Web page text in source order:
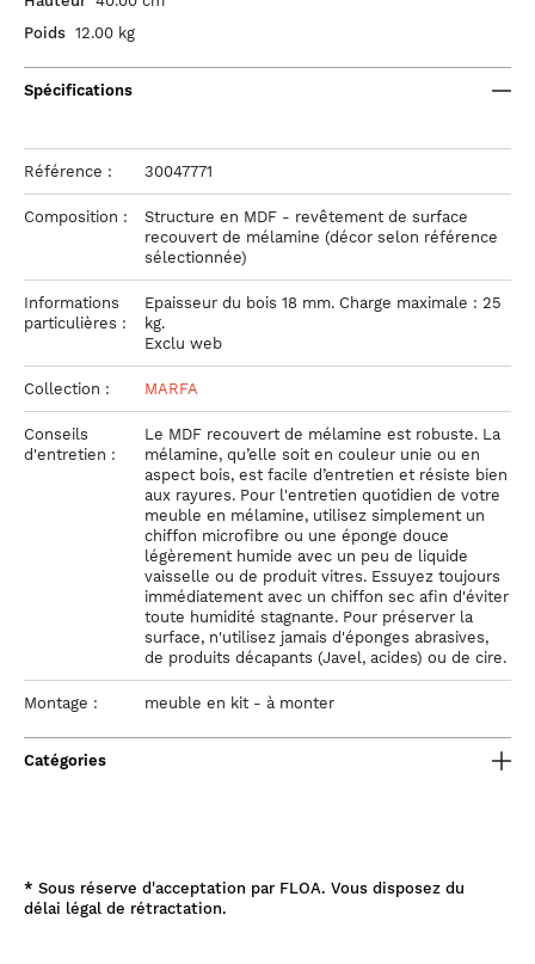
Poids 12.00 kg
Spécifications
Référence : 30047771
Composition :
Structure en MDF - revêtement de surface
recouvert de mélamine (décor selon référence
sélectionnée)
Informations
particulières :
Epaisseur du bois 18 mm. Charge maximale : 25
kg.
Exclu web
Collection : MARFA
Conseils
d'entretien :
Le MDF recouvert de mélamine est robuste. La
mélamine, qu’elle soit en couleur unie ou en
aspect bois, est facile d’entretien et résiste bien
aux rayures. Pour l'entretien quotidien de votre
meuble en mélamine, utilisez simplement un
chiffon microfibre ou une éponge douce
légèrement humide avec un peu de liquide
vaisselle ou de produit vitres. Essuyez toujours
immédiatement avec un chiffon sec afin d'éviter
toute humidité stagnante. Pour préserver la
surface, n'utilisez jamais d'éponges abrasives,
de produits décapants (Javel, acides) ou de cire.
Montage : meuble en kit - à monter
Catégories
* Sous réserve d'acceptation par FLOA. Vous disposez du
délai légal de rétractation.